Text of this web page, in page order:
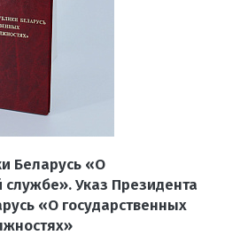
Беларусь «О
службе». Указ Президента
«О государственных